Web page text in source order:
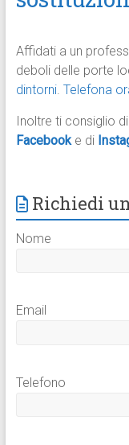
Affidati a un
deboli delle porte
dintorni. Telefona
Inoltre ti consiglio
Facebook e di
Richiedi
Nome
Email
Telefono